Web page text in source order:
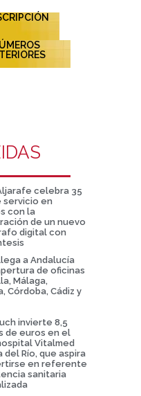
celebra 35
servicio en
con la
de un nuevo
digital con
a Andalucía
de oficinas
Málaga,
Córdoba, Cádiz y
invierte 8,5
de euros en el
Vitalmed
del Río, que aspira
en referente
sanitaria